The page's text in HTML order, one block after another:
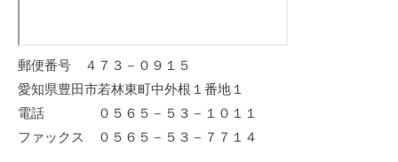
郵便番号 ４７３－０９１５
愛知県豊田市若林東町中外根１番地１
電話 ０５６５－５３－１０１１
ファックス ０５６５－５３－７７１４